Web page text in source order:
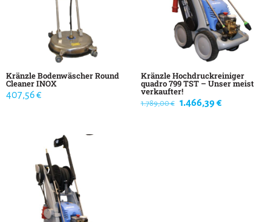
Kränzle Bodenwäscher Round
Cleaner INOX
407,56€
Kränzle Hochdruckreiniger
quadro 799 TST – Unser meist
verkaufter!
1.789,00€ Ursprünglicher
1.466,39 €Aktueller